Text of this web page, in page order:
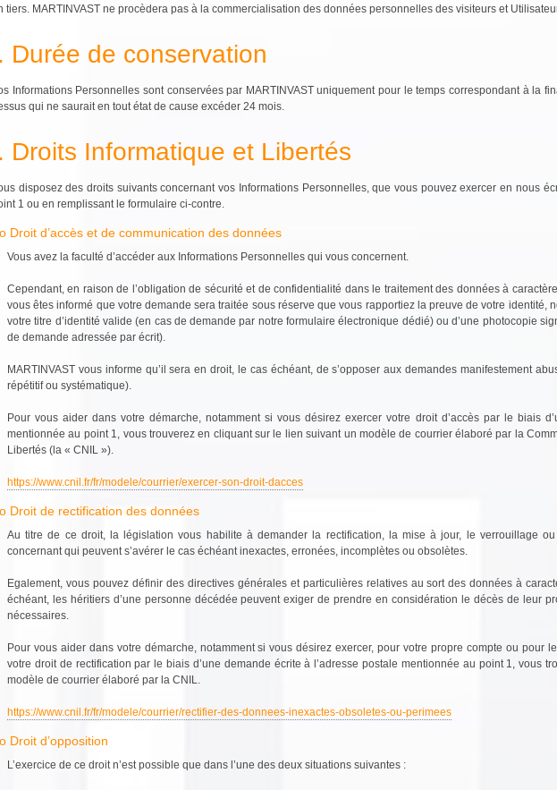
tiers. MARTINVAST ne procèdera pas à la commercialisation des données personnelles des visiteurs et
Durée de conservation
Informations Personnelles sont conservées par MARTINVAST uniquement pour le temps correspondant à la
qui ne saurait en tout état de cause excéder 24 mois.
Droits Informatique et Libertés
disposez des droits suivants concernant vos Informations Personnelles, que vous pouvez exercer en nous
1 ou en remplissant le formulaire ci-contre.
o Droit d’accès et de communication des données
Vous avez la faculté d’accéder aux Informations Personnelles qui vous concernent.
Cependant, en raison de l’obligation de sécurité et de confidentialité dans le traitement des données à
vous êtes informé que votre demande sera traitée sous réserve que vous rapportiez la preuve de votre identité,
votre titre d’identité valide (en cas de demande par notre formulaire électronique dédié) ou d’une photocopie
de demande adressée par écrit).
MARTINVAST vous informe qu’il sera en droit, le cas échéant, de s’opposer aux demandes manifestement
répétitif ou systématique).
Pour vous aider dans votre démarche, notamment si vous désirez exercer votre droit d’accès par le biais
mentionnée au point 1, vous trouverez en cliquant sur le lien suivant un modèle de courrier élaboré par la
Libertés (la « CNIL »).
https://www.cnil.fr/fr/modele/courrier/exercer-son-droit-dacces
o Droit de rectification des données
Au titre de ce droit, la législation vous habilite à demander la rectification, la mise à jour, le verrouillage ou
concernant qui peuvent s’avérer le cas échéant inexactes, erronées, incomplètes ou obsolètes.
Egalement, vous pouvez définir des directives générales et particulières relatives au sort des données à
échéant, les héritiers d’une personne décédée peuvent exiger de prendre en considération le décès de leur
nécessaires.
Pour vous aider dans votre démarche, notamment si vous désirez exercer, pour votre propre compte ou pour
votre droit de rectification par le biais d’une demande écrite à l’adresse postale mentionnée au point 1, vous
modèle de courrier élaboré par la CNIL.
https://www.cnil.fr/fr/modele/courrier/rectifier-des-donnees-inexactes-obsoletes-ou-perimees
o Droit d’opposition
L’exercice de ce droit n’est possible que dans l’une des deux situations suivantes :